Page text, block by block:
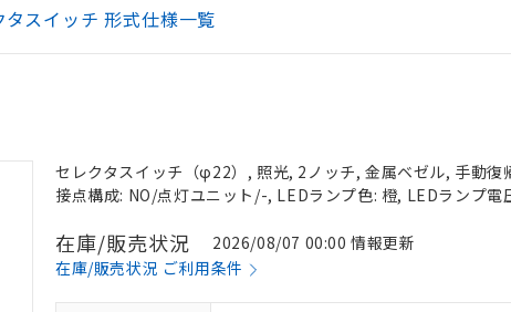
スイッチ 形式仕様一覧
セレクタスイッチ（φ22）, 照光, 2ノッチ, 金属ベゼル, 手動
接点構成: NO/点灯ユニット/-, LEDランプ色: 橙, LEDランプ電
在庫/販売状況
2026/08/07 00:00 情報更新
在庫/販売状況 ご利用条件